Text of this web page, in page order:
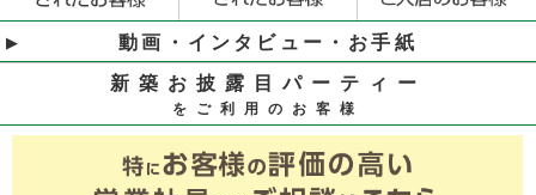
動画・インタビュー・お手紙
新築お披露目パーティー
をご利用のお客様